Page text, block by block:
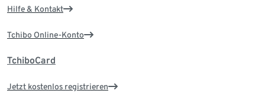
Hilfe & Kontakt
Tchibo Online-Konto
TchiboCard
Jetzt kostenlos registrieren